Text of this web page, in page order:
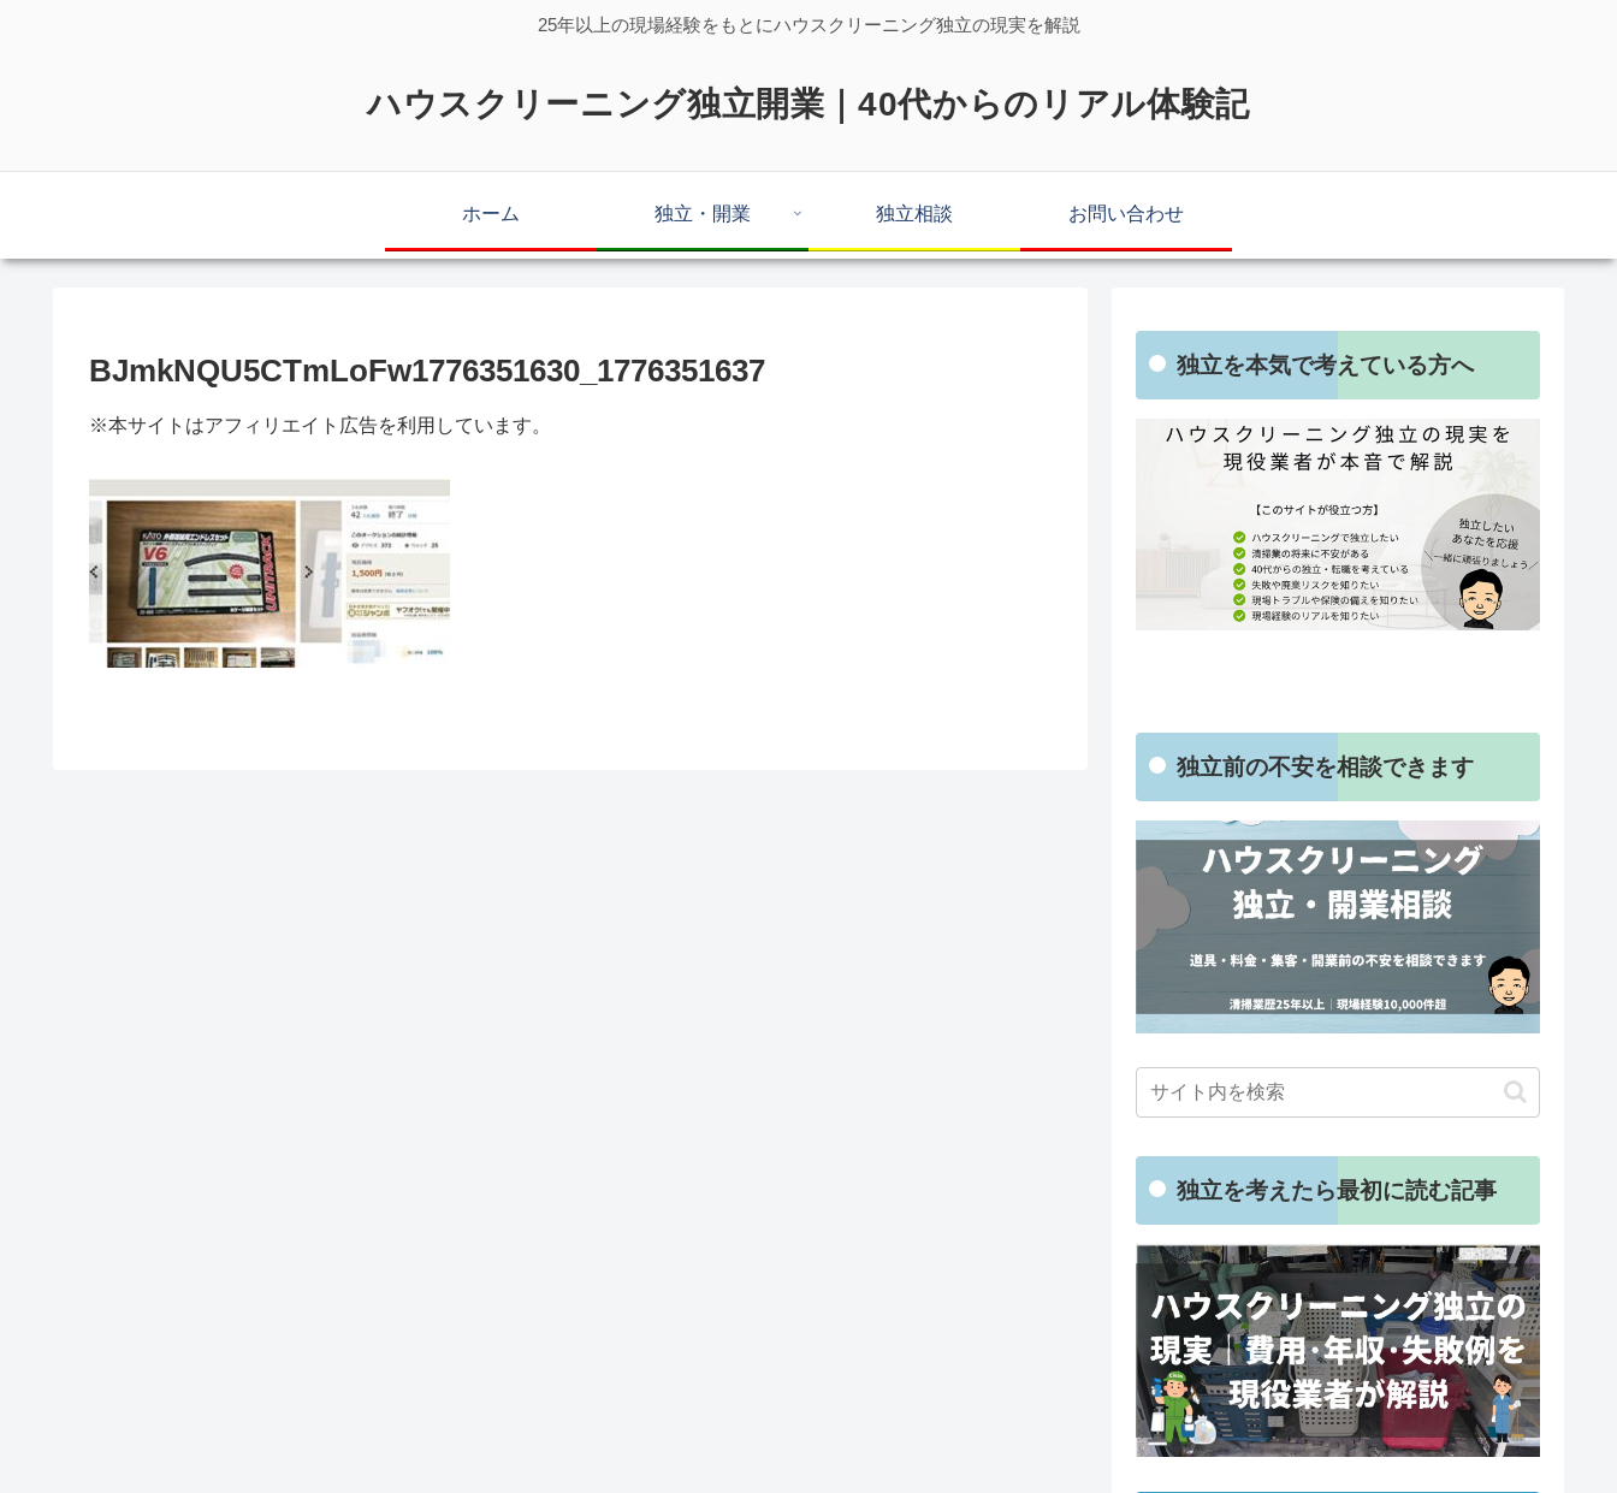
25年以上の現場経験をもとにハウスクリーニング独立の現実を解説
ハウスクリーニング独立開業｜40代からのリアル体験記
ホーム 独立・開業 独立相談 お問い合わせ
BJmkNQU5CTmLoFw1776351630_1776351637
※本サイトはアフィリエイト広告を利用しています。
独立を本気で考えている方へ
独立前の不安を相談できます
独立を考えたら最初に読む記事